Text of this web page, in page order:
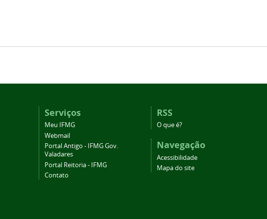
Serviços
Meu IFMG
Webmail
Portal Antigo - IFMG Gov.
Valadares
Portal Reitoria - IFMG
Contato
RSS
O que é?
Navegação
Acessibilidade
Mapa do site